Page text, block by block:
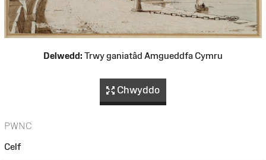
Delwedd: Trwy ganiatâd Amgueddfa Cymru
Chwyddo
PWNC
Celf